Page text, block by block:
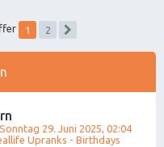
1
2
Sonntag 29. Juni 2025, 02:04
Upranks - Birthdays